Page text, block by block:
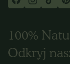
100%
Odkryj